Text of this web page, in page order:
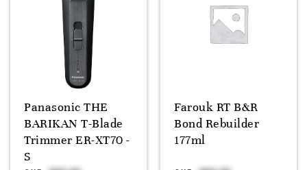
Panasonic THE
BARIKAN T-Blade
Trimmer ER-XT70 -
S
Farouk RT B&R
Bond Rebuilder
177ml